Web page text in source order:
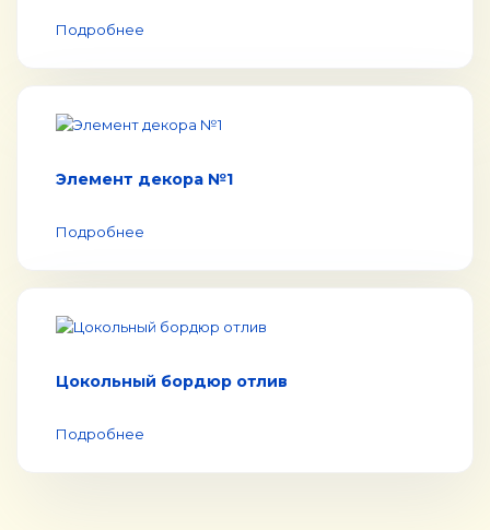
Подробнее
Элемент декора №1
Подробнее
Цокольный бордюр отлив
Подробнее